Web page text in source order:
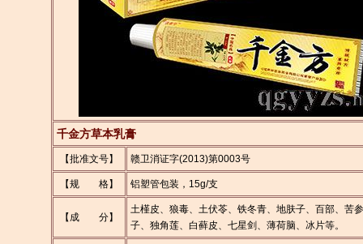
千金方草本乳膏
【批准文号】 赣卫消证字(2013)第0003号
【规 格】 铝塑管包装，15g/支
【成 分】
土槿皮、狼毒、土伏苓、铁冬青、地肤子、百部、苦
子、独角莲、白藓皮、七星剑、薄荷脑、冰片等。